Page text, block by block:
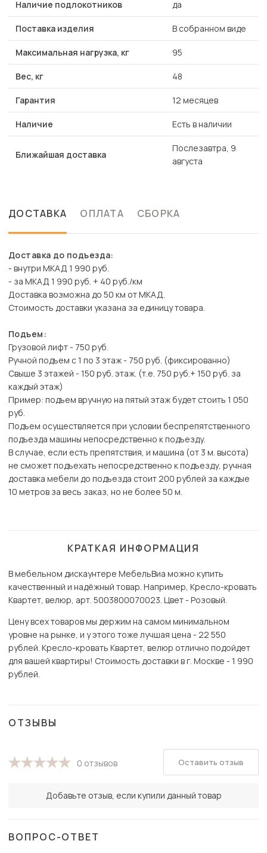
Наличие подлокотников да
Поставка изделия В собранном виде
Максимальная нагрузка, кг 95
Вес, кг 48
Гарантия 12 месяцев
Наличие Есть в наличии
Ближайшая доставка
Послезавтра, 9
августа
ДОСТАВКА ОПЛАТА СБОРКА
Доставка до подъезда:
- внутри МКАД 1 990 руб.
- за МКАД 1 990 руб. + 40 руб./км
Доставка возможна до 50 км от МКАД.
Стоимость доставки указана за единицу товара.
Подъем:
Грузовой лифт - 750 руб.
Ручной подъем с 1 по 3 этаж - 750 руб. (фиксированно)
Свыше 3 этажей - 150 руб. этаж. (т.е. 750 руб.+ 150 руб. за
каждый этаж)
Пример: подъем вручную на пятый этаж будет стоить 1 050
руб.
Подъем осуществляется при условии беспрепятственного
подъезда машины непосредственно к подъезду.
В случае, если есть препятствия, и машина (от 3 м. высота)
не сможет подъехать непосредственно к подъезду, ручная
доставка мебели до подъезда стоит 200 рублей за каждые
10 метров за весь заказ, но не более 50 м.
КРАТКАЯ ИНФОРМАЦИЯ
В мебельном дискаунтере МебельВиа можно купить
качественный и надёжный товар. Например, Кресло-кровать
Квартет, велюр, арт. 5003800070023. Цвет - Розовый.
Цену всех товаров мы держим на самом минимальном
уровне на рынке, и у этого тоже лучшая цена - 22 550
рублей. Кресло-кровать Квартет, велюр отлично подойдет
для вашей квартиры! Стоимость доставки в г. Москве - 1 990
рублей.
ОТЗЫВЫ
0 отзывов
Добавьте отзыв, если купили данный товар
Оставить отзыв
ВОПРОС-ОТВЕТ